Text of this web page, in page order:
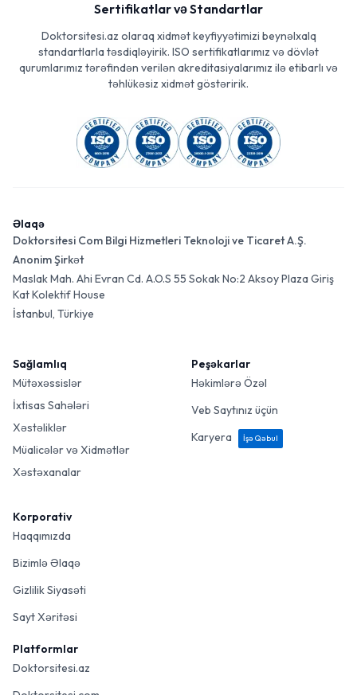
Sertifikatlar və Standartlar
Doktorsitesi.az olaraq xidmət keyfiyyətimizi beynəlxalq
standartlarla təsdiqləyirik. ISO sertifikatlarımız və dövlət
qurumlarımız tərəfindən verilən akreditasiyalarımız ilə etibarlı və
təhlükəsiz xidmət göstəririk.
Əlaqə
Doktorsitesi Com Bilgi Hizmetleri Teknoloji ve Ticaret A.Ş.
Anonim Şirkət
Maslak Mah. Ahi Evran Cd. A.O.S 55 Sokak No:2 Aksoy Plaza Giriş
Kat Kolektif House
İstanbul, Türkiye
Sağlamlıq
Mütəxəssislər
İxtisas Sahələri
Xəstəliklər
Müalicələr və Xidmətlər
Xəstəxanalar
Peşəkarlar
Həkimlərə Özəl
Veb Saytınız üçün
Karyera
İşə Qəbul
Korporativ
Haqqımızda
Bizimlə Əlaqə
Gizlilik Siyasəti
Sayt Xəritəsi
Platformlar
Doktorsitesi.az